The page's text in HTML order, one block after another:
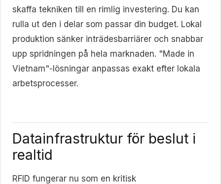
skaffa tekniken till en rimlig investering. Du kan
rulla ut den i delar som passar din budget. Lokal
produktion sänker inträdesbarriärer och snabbar
upp spridningen på hela marknaden. "Made in
Vietnam"-lösningar anpassas exakt efter lokala
arbetsprocesser.
Datainfrastruktur för beslut i
realtid
RFID fungerar nu som en kritisk